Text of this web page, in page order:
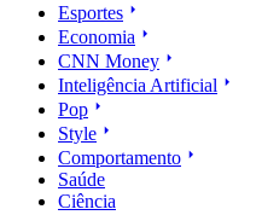
Esportes
Economia
CNN Money
Inteligência Artificial
Pop
Style
Comportamento
Saúde
Ciência